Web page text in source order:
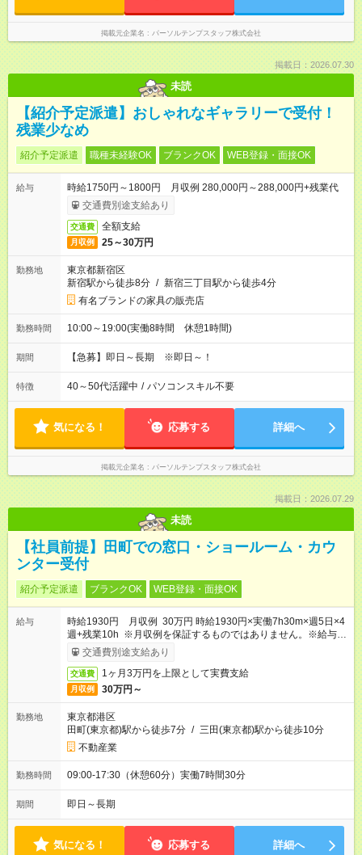
掲載元企業名 パーソルテンプスタッフ株式会社
掲載日：2026.07.30
未読
【紹介予定派遣】おしゃれなギャラリーで受付！
残業少なめ
紹介予定派遣 職種未経験OK ブランクOK WEB登録・面接OK
給与
時給1750円～1800円 月収例 280,000円～288,000円+残業代
交通費別途支給あり
交通費 全額支給
月収例 25～30万円
勤務地
東京都新宿区
新宿駅から徒歩8分 / 新宿三丁目駅から徒歩4分
有名ブランドの家具の販売店
勤務時間 10:00～19:00(実働8時間 休憩1時間)
期間 【急募】即日～長期 ※即日～！
特徴 40～50代活躍中 / パソコンスキル不要
気になる！ 応募する 詳細へ
掲載元企業名 パーソルテンプスタッフ株式会社
掲載日：2026.07.29
未読
【社員前提】田町での窓口・ショールーム・カウ
ンター受付
紹介予定派遣 ブランクOK WEB登録・面接OK
給与
時給1930円 月収例 30万円 時給1930円×実働7h30m×週5日×4
週+残業10h ※月収例を保証するものではありません。※給与即
受取りサービス利用可（利用条件有）
交通費別途支給あり
交通費 1ヶ月3万円を上限として実費支給
月収例 30万円～
勤務地
東京都港区
田町(東京都)駅から徒歩7分 / 三田(東京都)駅から徒歩10分
不動産業
勤務時間 09:00-17:30（休憩60分）実働7時間30分
期間 即日～長期
気になる！ 応募する 詳細へ